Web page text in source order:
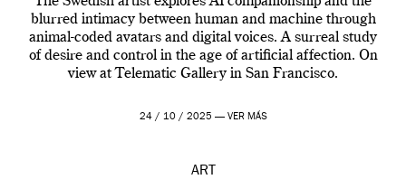
blurred intimacy between human and machine through
animal-coded avatars and digital voices. A surreal study
of desire and control in the age of artificial affection. On
view at Telematic Gallery in San Francisco.
24 / 10 / 2025 — VER MÁS
ART